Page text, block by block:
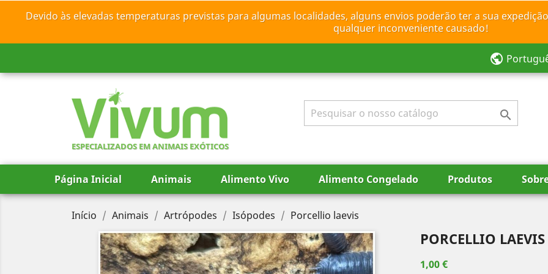
Devido às elevadas temperaturas previstas para algumas localidades, alguns envios poderão ter a sua
qualquer inconveniente causado!
public
ESPECIALIZADOS EM ANIMAIS EXÓTICOS

Página Inicial Animais Alimento Vivo Alimento Congelado Produtos
Início Animais Artrópodes Isópodes Porcellio laevis
PORCELLIO LAEVIS
1,00 €